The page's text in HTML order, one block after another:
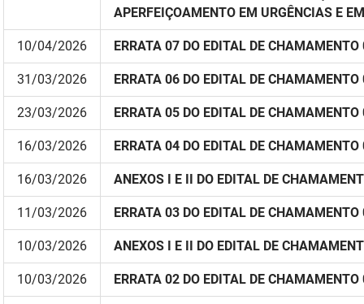
APERFEIÇOAMENTO EM URGÊNCIAS E
10/04/2026 ERRATA 07 DO EDITAL DE
31/03/2026 ERRATA 06 DO EDITAL DE
23/03/2026 ERRATA 05 DO EDITAL DE
16/03/2026 ERRATA 04 DO EDITAL DE
16/03/2026 ANEXOS I E II DO EDITAL DE
11/03/2026 ERRATA 03 DO EDITAL DE
10/03/2026 ANEXOS I E II DO EDITAL DE
10/03/2026 ERRATA 02 DO EDITAL DE